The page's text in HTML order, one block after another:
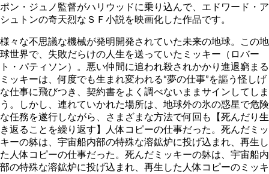
ポン・ジュノ監督がハリウッドに乗り込んで、エドワード・ア
シュトンの奇天烈なＳＦ小説を映画化した作品です。
様々な不思議な機械が発明開発されていた未来の地球。この地
球世界で、失敗だらけの人生を送っていたミッキー（ロバー
ト・パティソン）。悪い仲間に追われ殺されかかり進退窮まる
ミッキーは、何度でも生まれ変われる“夢の仕事”を謳う怪しげ
な仕事に飛びつき、契約書をよく調べないままサインしてしま
う。しかし、連れていかれた場所は、地球外の氷の惑星で危険
な任務を遂行しながら、さまざまな方法で何回も【死んだり生
き返ることを繰り返す】人体コピーの仕事だった。死んだミッ
キーの躰は、宇宙船内部の特殊な溶鉱炉に投げ込まれ、再生し
た人体コピーの仕事だった。死んだミッキーの躰は、宇宙船内
部の特殊な溶鉱炉に投げ込まれ、再生した人体コピーのミッキ